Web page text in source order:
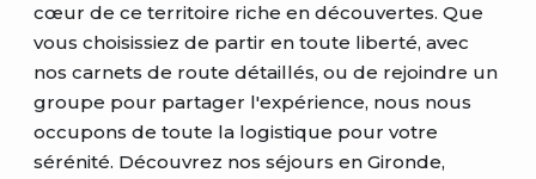
cœur de ce territoire riche en découvertes. Que
vous choisissiez de partir en toute liberté, avec
nos carnets de route détaillés, ou de rejoindre un
groupe pour partager l'expérience, nous nous
occupons de toute la logistique pour votre
sérénité. Découvrez nos séjours en Gironde,